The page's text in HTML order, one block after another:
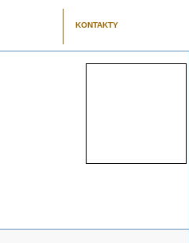
KONTAKTY